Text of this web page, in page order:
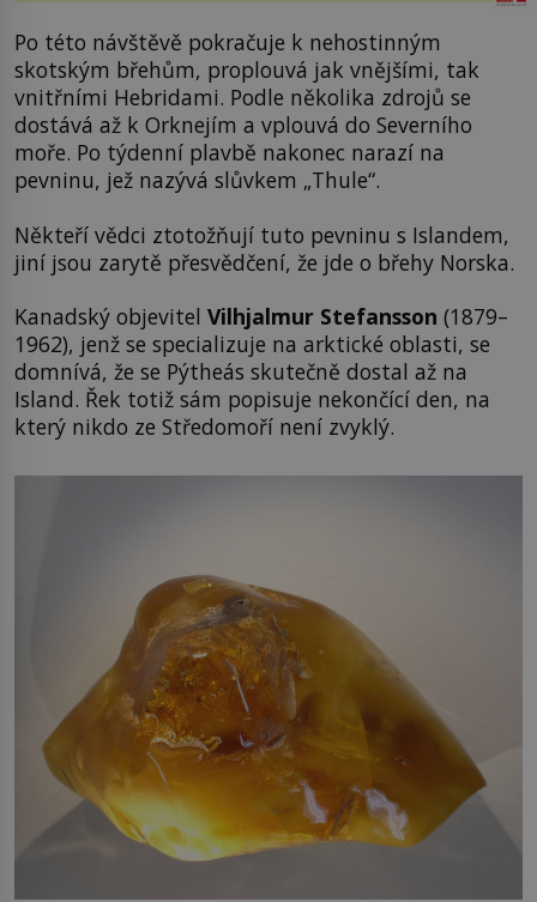
Po této návštěvě pokračuje k nehostinným
skotským břehům, proplouvá jak vnějšími, tak
vnitřními Hebridami. Podle několika zdrojů se
dostává až k Orknejím a vplouvá do Severního
moře. Po týdenní plavbě nakonec narazí na
pevninu, jež nazývá slůvkem „Thule“.
Někteří vědci ztotožňují tuto pevninu s Islandem,
jiní jsou zarytě přesvědčení, že jde o břehy Norska.
Kanadský objevitel Vilhjalmur Stefansson (1879–
1962), jenž se specializuje na arktické oblasti, se
domnívá, že se Pýtheás skutečně dostal až na
Island. Řek totiž sám popisuje nekončící den, na
který nikdo ze Středomoří není zvyklý.